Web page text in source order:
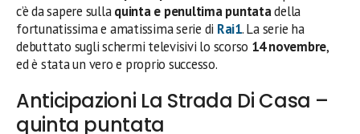
c’è da sapere sullaquinta e penultima puntatadella
fortunatissima e amatissima serie di Rai1. La serie ha
debuttato sugli schermi televisivi lo scorso 14 novembre,
ed è stata un vero e proprio successo.
Anticipazioni La Strada Di Casa –
quinta puntata